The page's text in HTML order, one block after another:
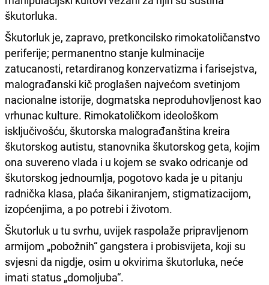
škutorluka.
Škutorluk je, zapravo, pretkoncilsko rimokatoličanstvo
periferije; permanentno stanje kulminacije
zatucanosti, retardiranog konzervatizma i farisejstva,
malograđanski kič proglašen najvećom svetinjom
nacionalne istorije, dogmatska neproduhovljenost kao
vrhunac kulture. Rimokatoličkom ideološkom
isključivošću, škutorska malograđanština kreira
škutorskog autistu, stanovnika škutorskog geta, kojim
ona suvereno vlada i u kojem se svako odricanje od
škutorskog jednoumlja, pogotovo kada je u pitanju
radnička klasa, plaća šikaniranjem, stigmatizacijom,
izopćenjima, a po potrebi i životom.
Škutorluk u tu svrhu, uvijek raspolaže pripravljenom
armijom „pobožnih“ gangstera i probisvijeta, koji su
svjesni da nigdje, osim u okvirima škutorluka, neće
imati status „domoljuba“.